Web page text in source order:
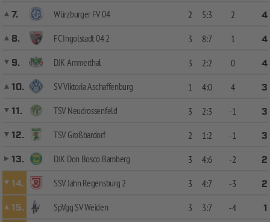
7.
Würzburger FV 04 2 5:3 2
4
8.
FC Ingolstadt 04 2 3 8:7 1
4
9.
DJK Ammerthal 3 2:2 0
4
10.
SV Viktoria Aschaffenburg 1 4:0 4
3
11.
TSV Neudrossenfeld 3 2:3 -1
3
12.
TSV Großbardorf 2 1:2 -1
3
13.
DJK Don Bosco Bamberg 3 4:6 -2
2
14.
SSV Jahn Regensburg 2 3 4:7 -3
2
15.
SpVgg SV Weiden 3 3:7 -4
1